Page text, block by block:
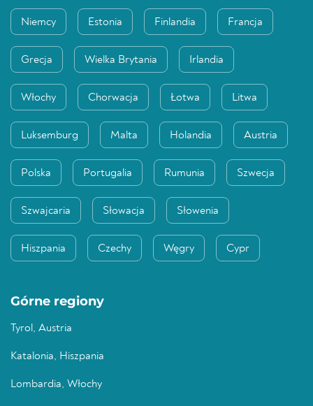
Niemcy Estonia Finlandia Francja
Grecja Wielka Brytania Irlandia
Włochy Chorwacja Łotwa Litwa
Luksemburg Malta Holandia Austria
Polska Portugalia Rumunia Szwecja
Szwajcaria Słowacja Słowenia
Hiszpania Czechy Węgry Cypr
Górne regiony
Tyrol, Austria
Katalonia, Hiszpania
Lombardia, Włochy